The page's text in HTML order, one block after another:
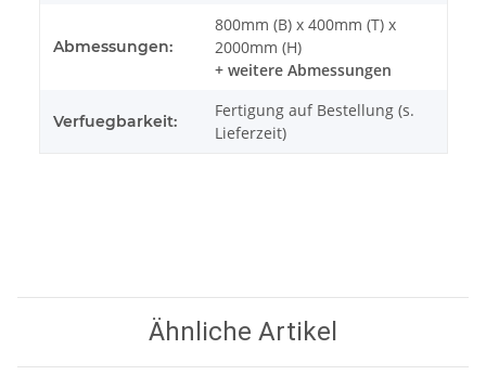
Abmessungen:
800mm (B) x 400mm (T) x
2000mm (H)
+ weitere Abmessungen
Verfuegbarkeit:
Fertigung auf Bestellung (s.
Lieferzeit)
Ähnliche Artikel